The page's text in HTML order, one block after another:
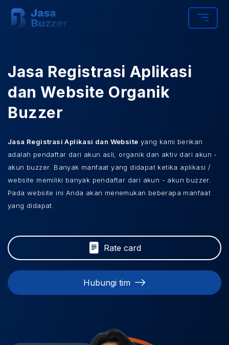
Jasa Registrasi Aplikasi
dan Website Organik
Buzzer
Jasa Registrasi Aplikasi dan Website yang kami berikan
adalah pendaftar dari akun asli, organik dan aktiv dari akun -
akun buzzer. Banyak manfaat yang didapat ketika aplikasi /
website memiliki banyak pendaftar dari akun - akun buzzer.
Pada website ini Anda akan menemukan beberapa manfaat
yang didapat.
Rate card
Hubungi tim